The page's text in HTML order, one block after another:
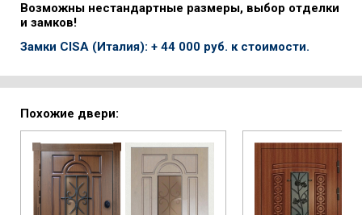
Возможны нестандартные размеры, выбор отделки
и замков!
Замки CISA (Италия): + 44 000 руб. к стоимости.
Похожие двери: